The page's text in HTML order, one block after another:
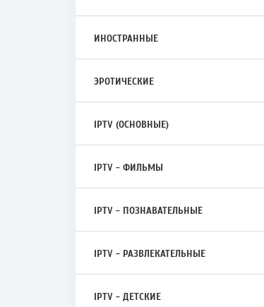
ИНОСТРАННЫЕ
ЭРОТИЧЕСКИЕ
IPTV (ОСНОВНЫЕ)
IPTV - ФИЛЬМЫ
IPTV - ПОЗНАВАТЕЛЬНЫЕ
IPTV - РАЗВЛЕКАТЕЛЬНЫЕ
IPTV - ДЕТСКИЕ